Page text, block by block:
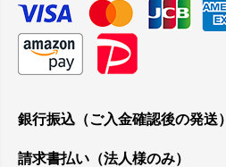
銀行振込（ご入金確認後の発送）
請求書払い（法人様のみ）